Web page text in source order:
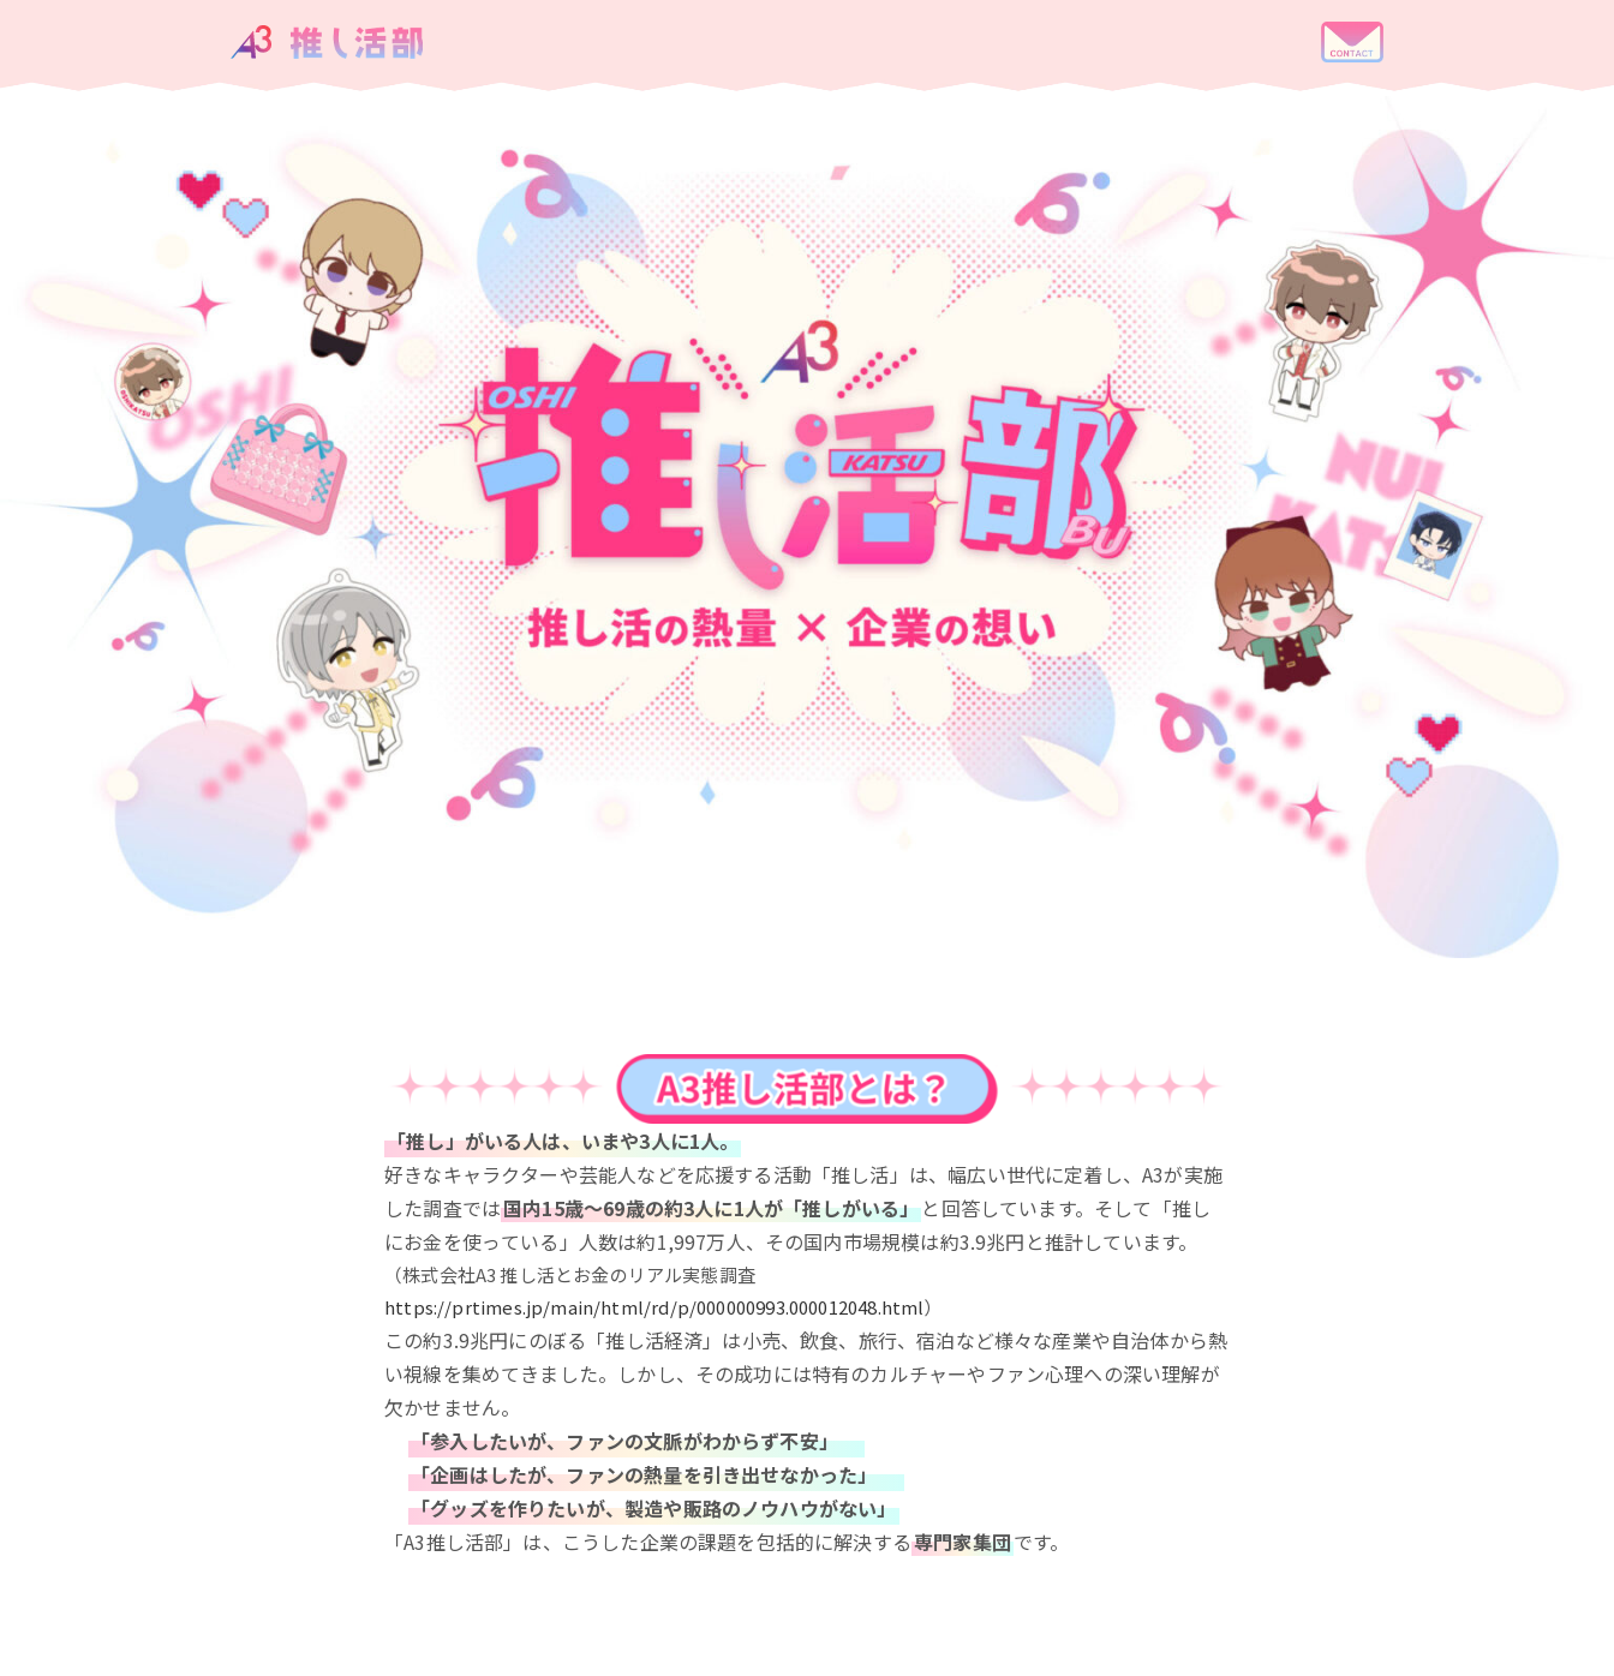
「推し」がいる人は、いまや3人に1人。
好きなキャラクターや芸能人などを応援する活動「推し活」は、幅広い世代に定着し、A3が実施
した調査では国内15歳～69歳の約3人に1人が「推しがいる」と回答しています。そして「推し
にお金を使っている」人数は約1,997万人、その国内市場規模は約3.9兆円と推計しています。
（株式会社A3 推し活とお金のリアル実態調査
https://prtimes.jp/main/html/rd/p/000000993.000012048.html）
この約3.9兆円にのぼる「推し活経済」は小売、飲食、旅行、宿泊など様々な産業や自治体から熱
い視線を集めてきました。しかし、その成功には特有のカルチャーやファン心理への深い理解が
欠かせません。
「参入したいが、ファンの文脈がわからず不安」
「企画はしたが、ファンの熱量を引き出せなかった」
「グッズを作りたいが、製造や販路のノウハウがない」
「A3推し活部」は、こうした企業の課題を包括的に解決する専門家集団です。